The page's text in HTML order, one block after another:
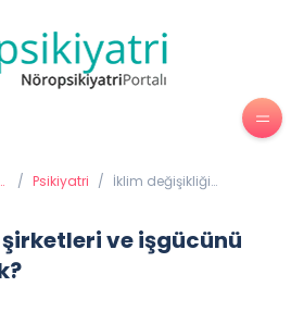
/ Psikiyatri / İklim değişikliği
ve işgücünü